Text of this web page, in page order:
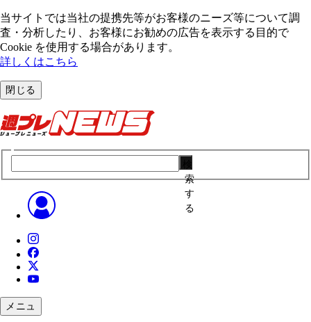
当サイトでは当社の提携先等がお客様のニーズ等について調
査・分析したり、お客様にお勧めの広告を表⽰する⽬的で
Cookie を使⽤する場合があります。
詳しくはこちら
閉じる
索
す
る
メニュ